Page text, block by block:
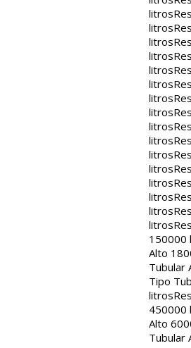
litros
litros
litros
litros
litros
litros
litros
litros
litros
litros
litros
litros
litros
litros
litros
litros
150000
Alto
Tubular
Tipo
litros
450000
Alto
Tubular